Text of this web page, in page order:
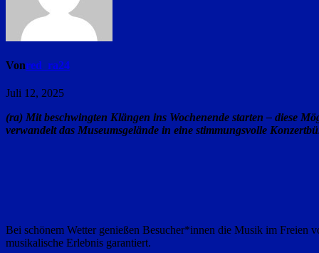
Vonred_ra24
Juli 12, 2025
(ra) Mit beschwingten Klängen ins Wochenende starten – diese
verwandelt das Museumsgelände in eine stimmungsvolle
Bei schönem Wetter genießen Besucher*innen die Musik im Freien
musikalische Erlebnis garantiert.